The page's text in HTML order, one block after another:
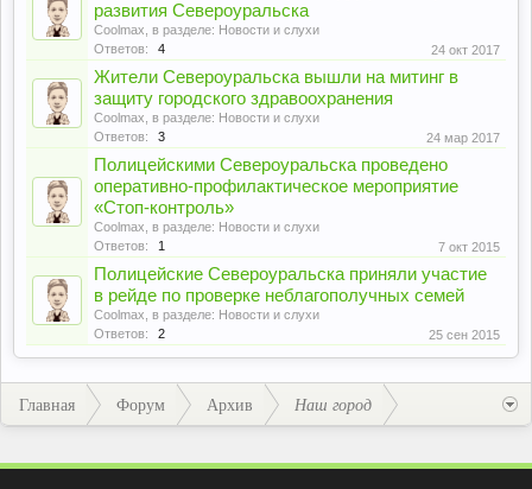
развития Североуральска
Coolmax , в разделе: Новости и слухи
Ответов:
4 24 окт 2017
Жители Североуральска вышли на митинг в
защиту городского здравоохранения
Coolmax , в разделе: Новости и слухи
Ответов:
3 24 мар 2017
Полицейскими Североуральска проведено
оперативно-профилактическое мероприятие
«Стоп-контроль»
Coolmax , в разделе: Новости и слухи
Ответов:
1 7 окт 2015
Полицейские Североуральска приняли участие
в рейде по проверке неблагополучных семей
Coolmax , в разделе: Новости и слухи
Ответов:
2 25 сен 2015
Главная Форум Архив Наш город